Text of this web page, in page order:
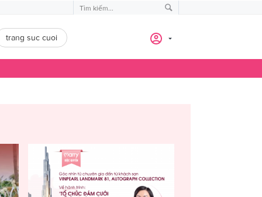
trang suc cuoi